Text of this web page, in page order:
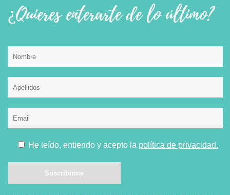
¿Quieres enterarte de lo último?
He leído, entiendo y acepto la política de privacidad.